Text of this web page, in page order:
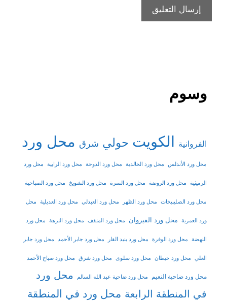
وسوم
الفروانية الكويت حولي شرق محل ورد
محل ورد الأندلس محل ورد الخالدية محل ورد الدوحة محل ورد الرابية محل ورد
الرميثية محل ورد الروضة محل ورد السرة محل ورد الشويخ محل ورد الصباحية
محل ورد الصليبيخات محل ورد الظهر محل ورد العبدلي محل ورد العديلية محل
ورد العمرية محل ورد القيروان محل ورد المنقف محل ورد النزهة محل ورد
النهضة محل ورد الوفرة محل ورد بنيد القار محل ورد جابر الأحمد محل ورد جابر
العلي محل ورد خيطان محل ورد سلوى محل ورد شرق محل ورد صباح الأحمد
محل ورد ضاحية النعيم محل ورد ضاحية عبد الله السالم
محل ورد
في المنطقة الرابعة محل ورد في المنطقة